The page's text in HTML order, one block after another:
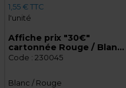
1,55 € TTC
l'unité
Affiche prix "30€"
cartonnée Rouge / Blanc
28 x 21,5 cm - Affiche
Code : 230045
Blanc / Rouge